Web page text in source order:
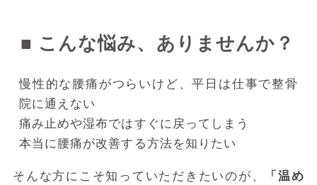
■ こんな悩み、ありませんか？
慢性的な腰痛がつらいけど、平日は仕事で整骨
院に通えない
痛み止めや湿布ではすぐに戻ってしまう
本当に腰痛が改善する方法を知りたい
そんな方にこそ知っていただきたいのが、
「温め